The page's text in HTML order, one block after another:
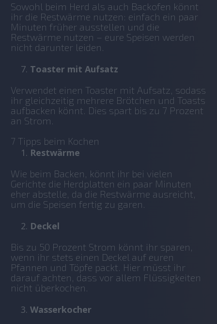
Sowohl beim Herd als auch Backofen könnt
ihr die Restwärme nutzen: einfach ein paar
Minuten früher ausstellen und die
Restwärme nutzen – eure Speisen werden
nicht darunter leiden.
Toaster mit Aufsatz
Verwendet einen Toaster mit Aufsatz, sodass
ihr gleichzeitig mehrere Brötchen und Toasts
aufbacken könnt. Dies spart bis zu 7 Prozent
an Strom.
7 Tipps beim Kochen
Restwärme
Wie beim Backen, könnt ihr bei vielen
Gerichte die Herdplatten ein paar Minuten
eher abstelle, da die Restwärme ausreicht,
um die Speisen fertig zu garen.
Deckel
Bis zu 50 Prozent Strom könnt ihr sparen,
wenn ihr stets einen Deckel auf euren
Pfannen und Töpfe packt. Hier müsst ihr
darauf achten, dass vor allem Flüssigkeiten
nicht überkochen.
Wasserkocher